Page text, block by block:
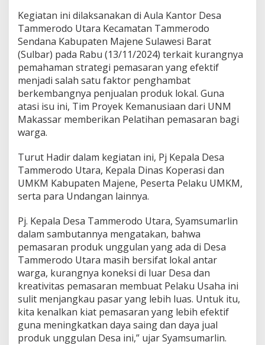
r
W
o
r
k
s
o
p
K
e
a
u
s
h
a
n
Kegiatan ini dilaksanakan di Aula Kantor Desa
Tammerodo Utara Kecamatan Tammerodo
Sendana Kabupaten Majene Sulawesi Barat
(Sulbar) pada Rabu (13/11/2024) terkait kurangnya
pemahaman strategi pemasaran yang efektif
menjadi salah satu faktor penghambat
berkembangnya penjualan produk lokal. Guna
atasi isu ini, Tim Proyek Kemanusiaan dari UNM
Makassar memberikan Pelatihan pemasaran bagi
warga.
Turut Hadir dalam kegiatan ini, Pj Kepala Desa
Tammerodo Utara, Kepala Dinas Koperasi dan
UMKM Kabupaten Majene, Peserta Pelaku UMKM,
serta para Undangan lainnya.
Pj. Kepala Desa Tammerodo Utara, Syamsumarlin
dalam sambutannya mengatakan, bahwa
pemasaran produk unggulan yang ada di Desa
Tammerodo Utara masih bersifat lokal antar
warga, kurangnya koneksi di luar Desa dan
kreativitas pemasaran membuat Pelaku Usaha ini
sulit menjangkau pasar yang lebih luas. Untuk itu,
kita kenalkan kiat pemasaran yang lebih efektif
guna meningkatkan daya saing dan daya jual
produk unggulan Desa ini,” ujar Syamsumarlin.